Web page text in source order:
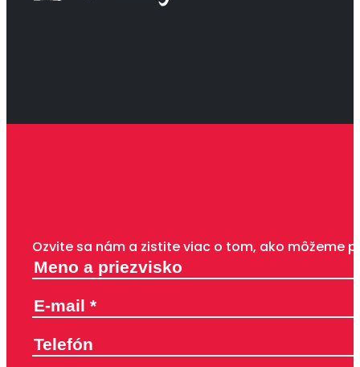
Ozvite sa nám a zistite viac o tom, ako môžeme